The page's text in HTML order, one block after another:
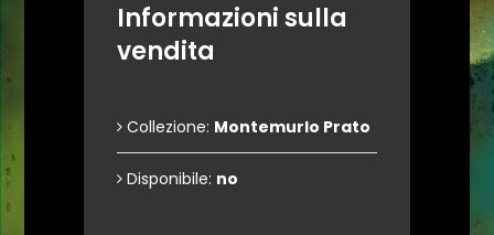
Informazioni sulla
vendita
Collezione: Montemurlo Prato
Disponibile: no